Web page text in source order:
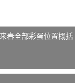
春全部彩蛋位置概